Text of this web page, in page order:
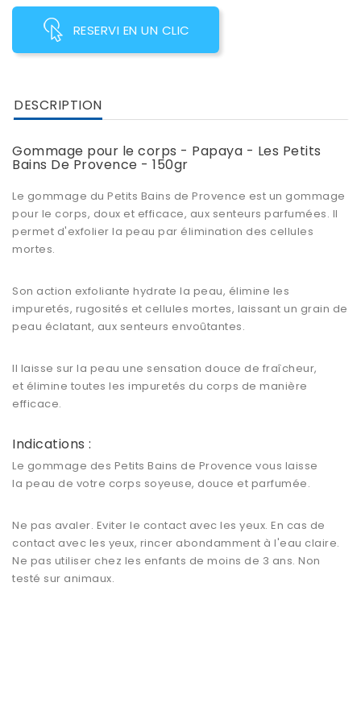
RESERVI EN UN CLIC
DESCRIPTION
Gommage pour le corps - Papaya - Les Petits
Bains De Provence - 150gr
Le gommage du Petits Bains de Provence est un gommage
pour le corps, doux et efficace, aux senteurs parfumées. Il
permet d'exfolier la peau par élimination des cellules
mortes.
Son action exfoliante hydrate la peau, élimine les
impuretés, rugosités et cellules mortes, laissant un grain de
peau éclatant, aux senteurs envoûtantes.
Il laisse sur la peau une sensation douce de fraîcheur,
et élimine toutes les impuretés du corps de manière
efficace.
Indications :
Le gommage des Petits Bains de Provence vous laisse
la peau de votre corps soyeuse, douce et parfumée.
Ne pas avaler. Eviter le contact avec les yeux. En cas de
contact avec les yeux, rincer abondamment à l'eau claire.
Ne pas utiliser chez les enfants de moins de 3 ans. Non
testé sur animaux.